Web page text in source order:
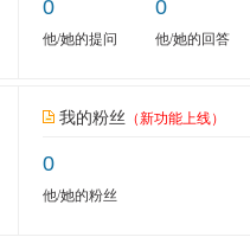
0
他/她的提问
0
他/她的回答
我的粉丝 （新功能上线）
0
他/她的粉丝